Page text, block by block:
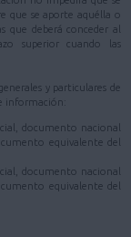
que se aporte aquélla o
que deberá conceder al
superior cuando las
y particulares de
información:
documento nacional
equivalente del
documento nacional
equivalente del